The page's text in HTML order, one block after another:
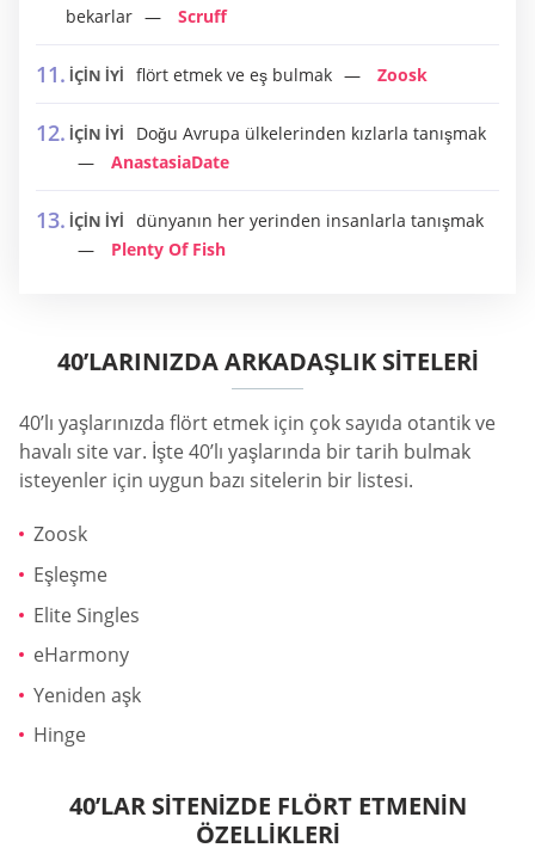
bekarlar
Scruff
İÇİN İYİ flört etmek ve eş bulmak Zoosk
İÇİN İYİ
Doğu Avrupa ülkelerinden kızlarla tanışmak
AnastasiaDate
İÇİN İYİ
dünyanın her yerinden insanlarla tanışmak
Plenty Of Fish
40’LARINIZDA ARKADAŞLIK SITELERI
40’lı yaşlarınızda flört etmek için çok sayıda otantik ve
havalı site var. İşte 40’lı yaşlarında bir tarih bulmak
isteyenler için uygun bazı sitelerin bir listesi.
Zoosk
Eşleşme
Elite Singles
eHarmony
Yeniden aşk
Hinge
40’LAR SITENIZDE FLÖRT ETMENIN
ÖZELLIKLERI